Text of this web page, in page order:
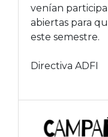
venían
abiertas para
este semestre.
Directiva ADFI